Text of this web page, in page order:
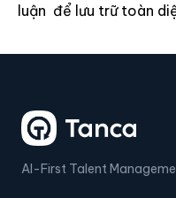
luận để lưu trữ toàn
AI-First Talent